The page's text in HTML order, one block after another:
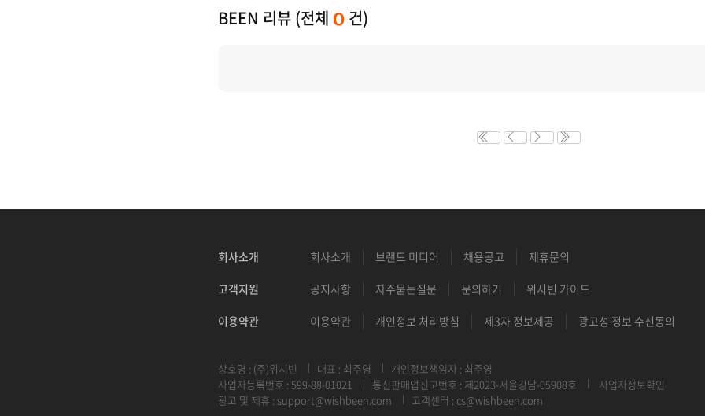
BEEN 리뷰 (전체 0 건)
회사소개 회사소개 브랜드 미디어 채용공고 제휴문의
고객지원 공지사항 자주묻는질문 문의하기 위시빈 가이드
이용약관 이용약관 개인정보 처리방침 제3자 정보제공 광고성 정보 수신동의
상호명 : (주)위시빈 대표 : 최주영
개인정보책임자 : 최주영
사업자등록번호 : 599-88-01021
통신판매업신고번호 : 제2023-서울강남-05908호
사업자정보확인
광고 및 제휴 : support@wishbeen.com 고객센터 : cs@wishbeen.com